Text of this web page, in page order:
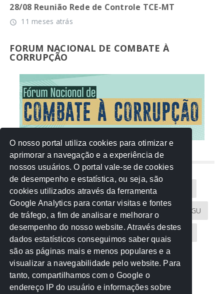
28/08 Reunião Rede de Controle TCE-MT
access_time 11 meses atrás
FORUM NACIONAL DE COMBATE À
CORRUPÇÃO
NUVEM DE TAGS
Acontece na Rede AGU AMM
Atricon Audicom CAU-MT CGU
CREA-MT Eventos MPC-MT MPE-MT
MPF Notícias PF PGE-MT PGR
Receita Federal Sem categoria
O nosso portal utiliza cookies para otimizar e
aprimorar a navegação e a experiência de
nossos usuários. O portal vale-se de cookies
de desempenho e estatística, ou seja, são
cookies utilizados através da ferramenta
Google Analytics para contar visitas e fontes
de tráfego, a fim de analisar e melhorar o
desempenho do nosso website. Através destes
dados estatísticos conseguimos saber quais
são as páginas mais e menos populares e a
visualizar a navegabilidade pelo website. Para
tanto, compartilhamos com o Google o
endereço IP do usuário e informações sobre